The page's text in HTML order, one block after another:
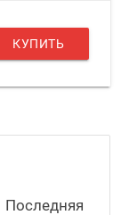
КУПИТЬ
Последняя